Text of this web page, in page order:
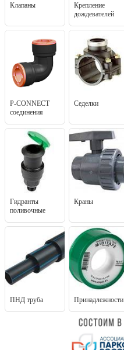
Клапаны
Крепление
дождевателей
P-CONNECT
соединения
Седелки
Гидранты
поливочные
Краны
ПНД труба Принадлежности